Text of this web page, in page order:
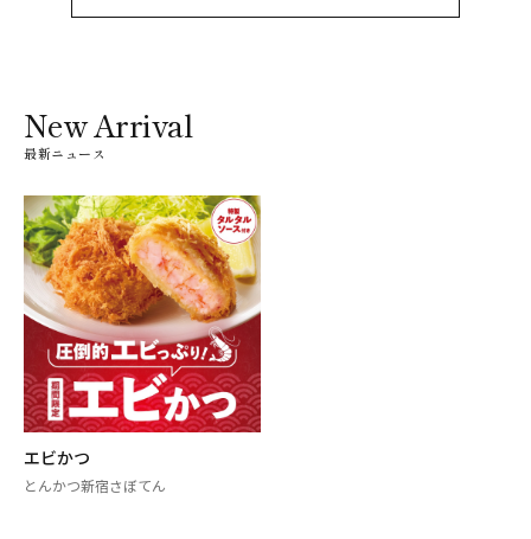
New Arrival
最新ニュース
エビかつ
とんかつ新宿さぼてん